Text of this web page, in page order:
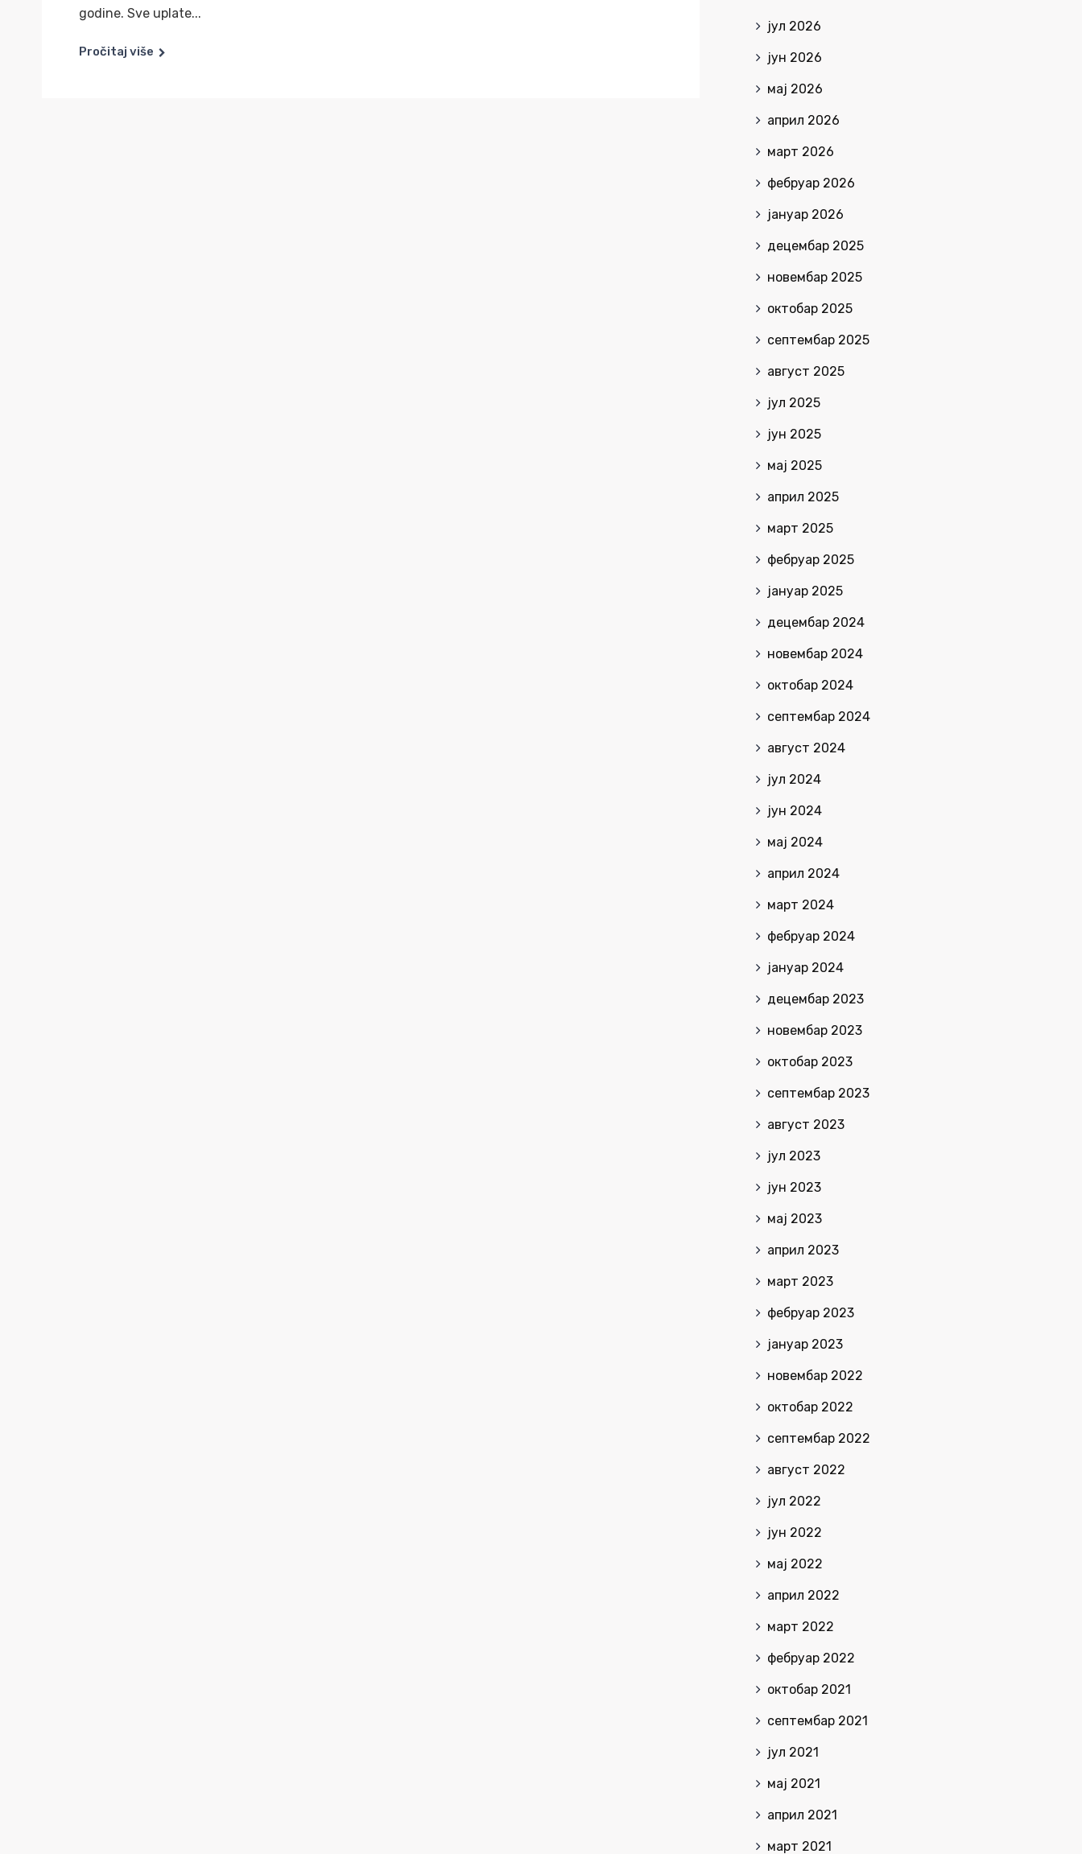
godine. Sve uplate...
Pročitaj više
јул 2026
јун 2026
мај 2026
април 2026
март 2026
фебруар 2026
јануар 2026
децембар 2025
новембар 2025
октобар 2025
септембар 2025
август 2025
јул 2025
јун 2025
мај 2025
април 2025
март 2025
фебруар 2025
јануар 2025
децембар 2024
новембар 2024
октобар 2024
септембар 2024
август 2024
јул 2024
јун 2024
мај 2024
април 2024
март 2024
фебруар 2024
јануар 2024
децембар 2023
новембар 2023
октобар 2023
септембар 2023
август 2023
јул 2023
јун 2023
мај 2023
април 2023
март 2023
фебруар 2023
јануар 2023
новембар 2022
октобар 2022
септембар 2022
август 2022
јул 2022
јун 2022
мај 2022
април 2022
март 2022
фебруар 2022
октобар 2021
септембар 2021
јул 2021
мај 2021
април 2021
март 2021